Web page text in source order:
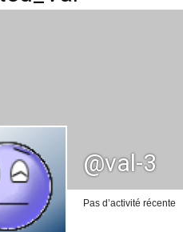
@val-3
Pas d’activité récente